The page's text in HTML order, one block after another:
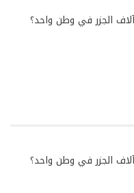
الجزر في وطن واحد؟
الجزر في وطن واحد؟